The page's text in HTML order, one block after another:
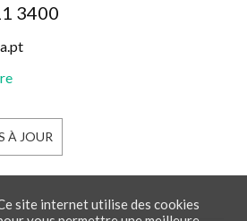
3400
À JOUR
site internet utilise des cookies